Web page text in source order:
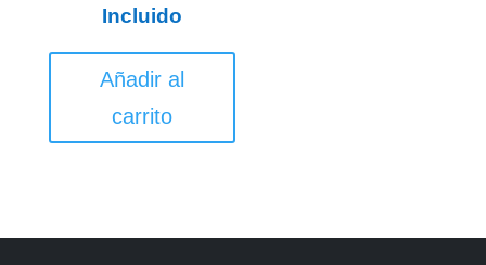
Incluido
Añadir al
carrito